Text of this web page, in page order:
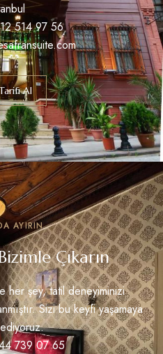
514 97 56
Al
AYIRIN
Çıkarın
her şey, tatil deneyiminizi
Sizi bu keyfi yaşamaya
739 07 65